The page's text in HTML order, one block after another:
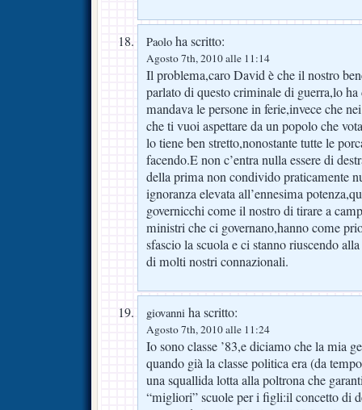
Paolo ha scritto:
Agosto 7th, 2010 alle 11:14
Il problema,caro David è che il nostro
parlato di questo criminale di guerra,lo
mandava le persone in ferie,invece che
che ti vuoi aspettare da un popolo che
lo tiene ben stretto,nonostante tutte le
facendo.E non c’entra nulla essere di
della prima non condivido praticamente
ignoranza elevata all’ennesima
governicchi come il nostro di tirare a
ministri che ci governano,hanno come
sfascio la scuola e ci stanno riuscendo
di molti nostri connazionali.
giovanni ha scritto:
Agosto 7th, 2010 alle 11:24
Io sono classe ’83,e diciamo che la mia
quando già la classe politica era (da
una squallida lotta alla poltrona che
“migliori” scuole per i figli:il concetto di